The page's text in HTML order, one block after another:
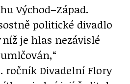
Východ–Západ.
politické divadlo
je hlas nezávislé
ročník Divadelní Flory